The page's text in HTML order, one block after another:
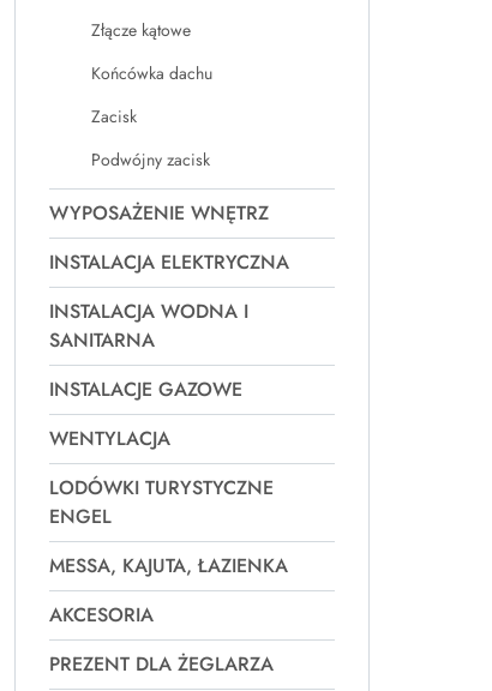
Złącze kątowe
Końcówka dachu
Zacisk
Podwójny zacisk
WYPOSAŻENIE WNĘTRZ
INSTALACJA ELEKTRYCZNA
INSTALACJA WODNA I
SANITARNA
INSTALACJE GAZOWE
WENTYLACJA
LODÓWKI TURYSTYCZNE
ENGEL
MESSA, KAJUTA, ŁAZIENKA
AKCESORIA
PREZENT DLA ŻEGLARZA